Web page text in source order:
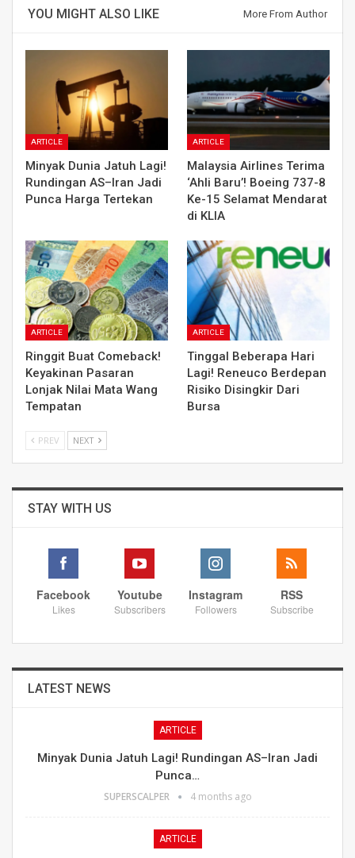
YOU MIGHT ALSO LIKE More From Author
ARTICLE
Minyak Dunia Jatuh Lagi!
Rundingan AS–Iran Jadi
Punca Harga Tertekan
ARTICLE
Malaysia Airlines Terima
‘Ahli Baru’! Boeing 737-8
Ke-15 Selamat Mendarat
di KLIA
ARTICLE
Ringgit Buat Comeback!
Keyakinan Pasaran
Lonjak Nilai Mata Wang
Tempatan
ARTICLE
Tinggal Beberapa Hari
Lagi! Reneuco Berdepan
Risiko Disingkir Dari
Bursa
PREV NEXT
STAY WITH US
Facebook
Likes
Youtube
Subscribers
Instagram
Followers
RSS
Subscribe
LATEST NEWS
ARTICLE
Minyak Dunia Jatuh Lagi! Rundingan AS–Iran Jadi
Punca…
SUPERSCALPER 4 months ago
ARTICLE